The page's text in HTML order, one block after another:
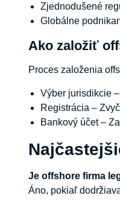
Zjednodušené
Globálne
Ako založiť
Proces založenia
Výber jurisdikcie
Registrácia –
Bankový účet –
Je offshore firma
Áno, pokiaľ